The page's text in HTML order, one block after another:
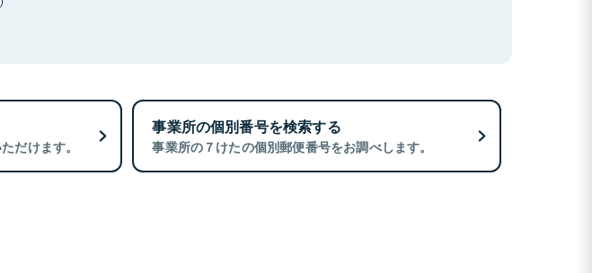
だけます。
事業所の個別番号を検索する
事業所の７けたの個別郵便番号をお調べします。